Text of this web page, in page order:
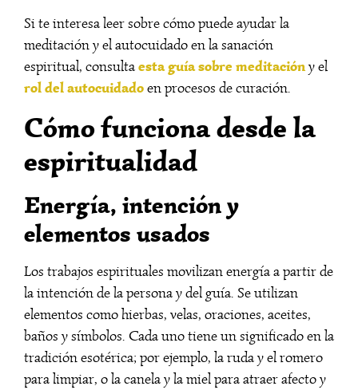
Si te interesa leer sobre cómo puede ayudar la
meditación y el autocuidado en la sanación
espiritual, consultaesta guía sobre meditacióny el
rol del autocuidadoen procesos de curación.
Cómo funciona desde la
espiritualidad
Energía, intención y
elementos usados
Los trabajos espirituales movilizan energía a partir de
la intención de la persona y del guía. Se utilizan
elementos como hierbas, velas, oraciones, aceites,
baños y símbolos. Cada uno tiene un significado en la
tradición esotérica; por ejemplo, la ruda y el romero
para limpiar, o la canela y la miel para atraer afecto y